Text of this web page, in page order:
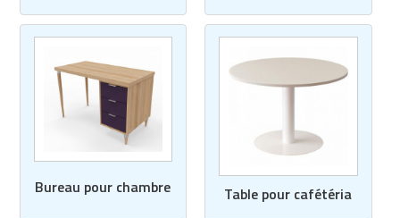
Bureau pour chambre Table pour cafétéria